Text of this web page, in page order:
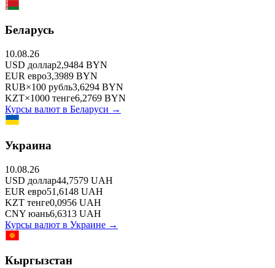
Беларусь
10.08.26
USD доллар2,9484 BYN
EUR евро3,3989 BYN
RUB×100 рубль3,6294 BYN
KZT×1000 тенге6,2769 BYN
Курсы валют в Беларуси →
Украина
10.08.26
USD доллар44,7579 UAH
EUR евро51,6148 UAH
KZT тенге0,0956 UAH
CNY юань6,6313 UAH
Курсы валют в Украине →
Кыргызстан